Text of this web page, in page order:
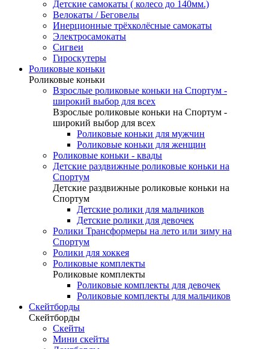
Детские самокаты ( колесо до 140мм.)
Велокаты / Беговелы
Инерционные трёхколёсные самокаты
Электросамокаты
Сигвеи
Гироскутеры
Роликовые коньки
Роликовые коньки
Взрослые роликовые коньки на Спортум -
широкий выбор для всех
Взрослые роликовые коньки на Спортум -
широкий выбор для всех
Роликовые коньки для мужчин
Роликовые коньки для женщин
Роликовые коньки - квады
Детские раздвижные роликовые коньки на
Спортум
Детские раздвижные роликовые коньки на
Спортум
Детские ролики для мальчиков
Детские ролики для девочек
Ролики Трансформеры на лето или зиму на
Спортум
Ролики для хоккея
Роликовые комплекты
Роликовые комплекты
Роликовые комплекты для девочек
Роликовые комплекты для мальчиков
Скейтборды
Скейтборды
Скейты
Мини скейты